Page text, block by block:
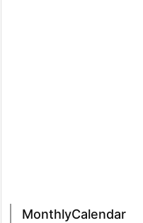
MonthlyCalendar